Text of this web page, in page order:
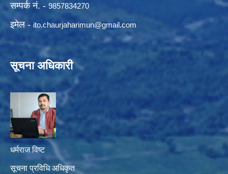
सम्पर्क नं. - 9857834270
इमेल - ito.chaurjaharimun@gmail.com
सूचना अधिकारी
धर्मराज विष्ट
सूचना प्रविधि अधिकृत